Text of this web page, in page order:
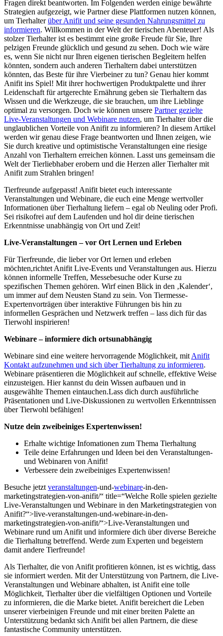
Fragen direkt beantworten. Im Folgenden werden einige bewährte
Strategien aufgezeigt, wie Partner diese Plattformen nutzen können,
um Tierhalterüber Anifit und seine gesunden Nahrungsmittel zu
informieren. Willkommen in der Welt der tierischen Abenteuer! Als
stolzer Tierhalter ist es bestimmt eine große Freude für Sie, Ihre
pelzigen ⁤Freunde glücklich und gesund zu sehen. Doch wie ⁢wäre
es, wenn Sie nicht nur‌ Ihren eigenen tierischen Begleitern helfen
könnten,⁤ sondern auch anderen Tierhaltern dabei unterstützen
könnten, das Beste für ihre Vierbeiner zu tun? Genau hier ⁢kommt​
Anifit ins Spiel! Mit ihrer hochwertigen Produktpalette​ und ihrer
Leidenschaft für artgerechte Ernährung geben sie Tierhaltern das
Wissen und die ⁣Werkzeuge, die sie brauchen, um ihre Lieblinge
optimal zu versorgen. Doch wie können unsere Partner gezielte
Live-Veranstaltungen und Webinare nutzen, um Tierhalter über die
unglaublichen Vorteile von Anifit zu informieren? In diesem Artikel
werden wir genau diese Frage beantworten und Ihnen zeigen, wie
Sie durch kreative ⁢und ⁢optimistische Veranstaltungen eine riesige
Anzahl ⁣von Tierhaltern erreichen können. Lasst uns gemeinsam​ die
Welt der Tierliebhaber erobern und die Herzen aller Tierhalter mit
Anifit zum Strahlen‌ bringen!
Tierfreunde aufgepasst! Anifit bietet euch interessante
Veranstaltungen und Webinare, die euch eine Menge wertvoller
Informationen über Tierhaltung liefern – egal ob Neuling oder Profi.
Sei risikofrei auf ⁤dem Laufenden und‌ hol dir deine tierischen⁣
Erkenntnisse unabhängig von Ort‍ und ⁤Zeit!
Live-Veranstaltungen – vor Ort Lernen ⁤und⁢ Erleben
Für Tierfreunde, die lieber ‌vor ⁤Ort lernen und erleben
möchten,richtet Anifit Live-Events und Veranstaltungen aus. Hierzu
können informelle Treffen, Messebesuche oder Kurse zu
spezifischen Themen gehören. Wirf‌ einen Blick in den ‚Kalender‘,
um immer auf dem Neusten Stand‍ zu sein. Von Tiermesse-
Expertenvorträgen über interaktive Führungen ⁢bis hin zu
informellen Gesprächen und Netzwerk treffen – lass dich für das
Tierwohl inspirieren!
Webinare – informiere dich ortsunabhängig
Webinare sind eine weitere hervorragende ⁤Möglichkeit, mitAnifit
Kontakt aufzunehmen und sich über Tierhaltung zu⁤ informieren.
Webinare präsentieren die Möglichkeit auf schnelle, effektive Weise
einzusteigen. Hier kannst ‌du dein⁤ Wissen aufbauen ⁣und in
ausgewählte Themen eintauchen.Lass dich ‌durch ausführliche
Präsentationen und Live-Diskussionen zu‌ wertvollen Erkenntnissen
über Tierwohl befähigen!
Nutze dein‌ zweibeiniges Expertenwissen!
Erhalte‍ wichtige Infomationen zum Thema Tierhaltung
Teile deine Erfahrungen und Ideen bei den Veranstaltungen-
und Webinaren von Anifit!
Verbessere dein⁣ zweibeiniges Expertenwissen!
Besuche jetztveranstaltungen-und-webinare-in-den-
marketingstrategien-von-anifit/“ title=“Welche Rolle spielen gezielte
Live-Veranstaltungen und Webinare in den Marketingstrategien von
Anifit?“>live-veranstaltungen-und-webinare-in-den-
marketingstrategien-von-anifit/“>Live-Veranstaltungen und
Webinare rund um Anifit und informiere dich über diverse Bereiche
die Tierhaltung betreffend. Werde zum Experten⁣ und begeistern
damit ​andere Tierfreunde!
Als Tierhalter, die von Anifit profitieren können, ist ⁣es wichtig,⁣ dass
sie informiert⁣ werden. Mit der Unterstützung​ von Partnern,⁤ die Live-
Veranstaltungen‍ und Webinare abhalten, ist Anifit eine tolle
Möglichkeit, Tierhalter‌ über die vielfältigen Optionen und Vorteile
⁢zu informieren, die die Marke bietet. Anifit‌ bereichert die⁤ Leben
unserer vierbeinigen Freunde und mit einer breiten Palette an
Unterstützung bedankt sich Anifit bei allen Partnern, die diese
fantastische Community unterstützen.